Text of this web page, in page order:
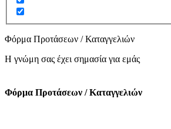
Φόρμα Προτάσεων / Καταγγελιών
Η γνώμη σας έχει σημασία για εμάς
Φόρμα Προτάσεων / Καταγγελιών